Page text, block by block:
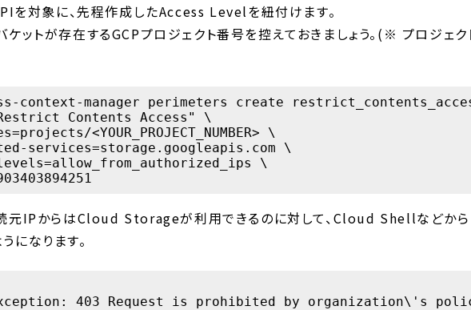
対象に、先程作成したAccess Levelを紐付けます。
ットが存在するGCPプロジェクト番号を控えておきましょう。(※ プロジェ
context-manager perimeters create
Contents Access" \
<YOUR_PROJECT_NUMBER> \
services=storage.googleapis.com \
\
続元IPからはCloud Storageが利用できるのに対して、Cloud Shellなどから
になります。
403 Request is prohibited by organization\'s